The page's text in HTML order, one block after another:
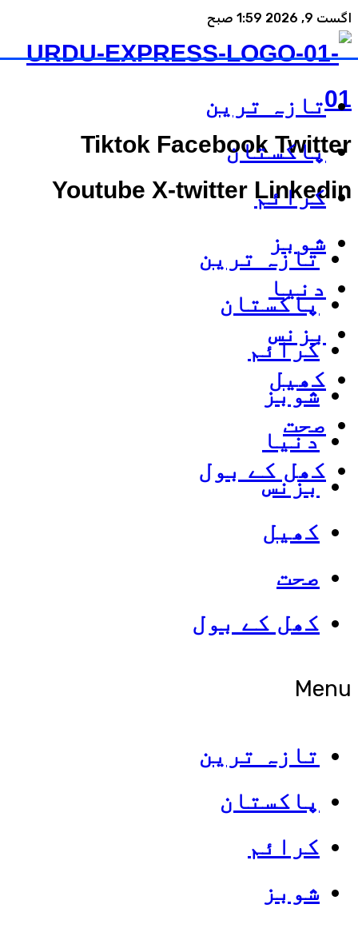
اگست 9, 2026 1:59 صبح
Tiktok Facebook Twitter
Youtube X-twitter Linkedin
تازہ ترین
پاکستان
کرائم
شوبز
دنیا
بزنس
کھیل
صحت
کھل کے بول
Menu
تازہ ترین
پاکستان
کرائم
شوبز
تازہ ترین
پاکستان
کرائم
شوبز
دنیا
بزنس
کھیل
صحت
کھل کے بول